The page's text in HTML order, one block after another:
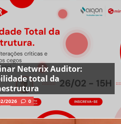
Netwrix Auditor:
total da
2026 0